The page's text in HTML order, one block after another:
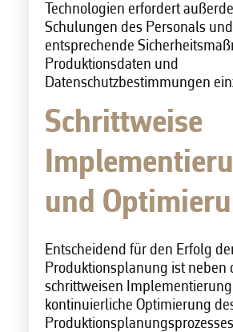
Technologien erfordert
Schulungen des Personals und
entsprechende
Produktionsdaten und
Datenschutzbestimmungen
Schrittweise
und
Entscheidend für den Erfolg
Produktionsplanung ist neben
schrittweisen
kontinuierliche Optimierung